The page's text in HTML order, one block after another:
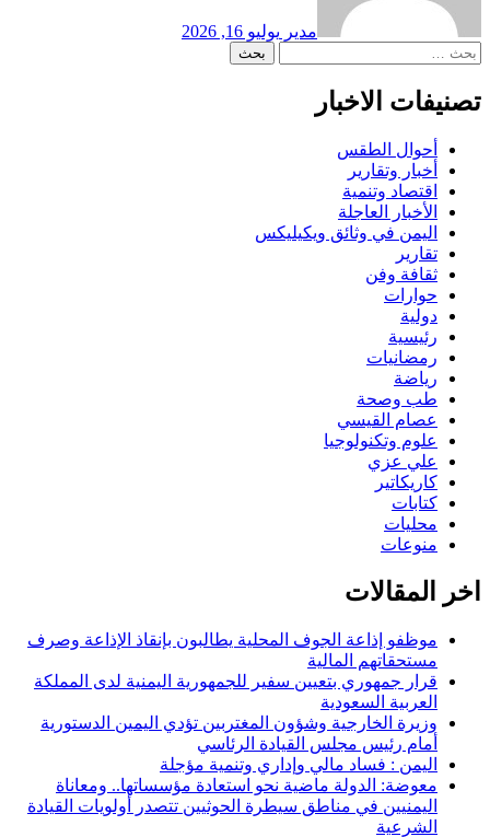
مدير يوليو 16, 2026
البحث
تصنيفات الاخبار
أحوال الطقس
أخبار وتقارير
اقتصاد وتنمية
الأخبار العاجلة
اليمن في وثائق ويكيليكس
تقارير
ثقافة وفن
حوارات
دولية
رئيسية
رمضانيات
رياضة
طب وصحة
عصام القيسي
علوم وتكنولوجيا
علي عزي
كاريكاتير
كتابات
محليات
منوعات
اخر المقالات
موظفو إذاعة الجوف المحلية يطالبون بإنقاذ الإذاعة وصرف
مستحقاتهم المالية
قرار جمهوري بتعيين سفير للجمهورية اليمنية لدى المملكة
العربية السعودية
وزيرة الخارجية وشؤون المغتربين تؤدي اليمين الدستورية
أمام رئيس مجلس القيادة الرئاسي
اليمن : فساد مالي وإداري وتنمية مؤجلة
معوضة: الدولة ماضية نحو استعادة مؤسساتها.. ومعاناة
اليمنيين في مناطق سيطرة الحوثيين تتصدر أولويات القيادة
الشرعية